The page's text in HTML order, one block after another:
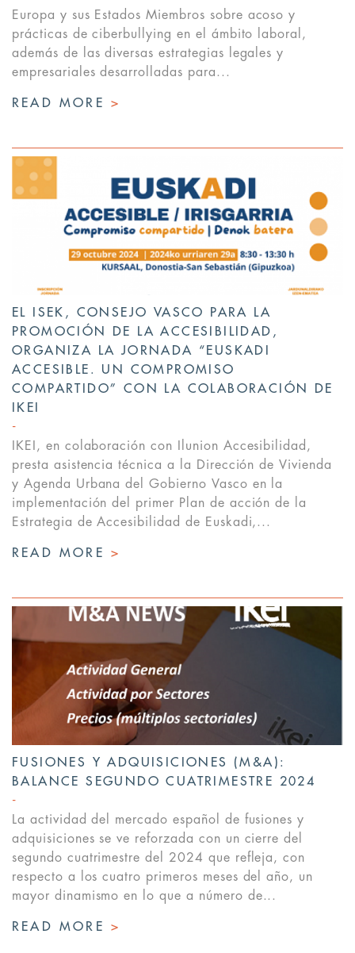
Europa y sus Estados Miembros sobre acoso y
prácticas de ciberbullying en el ámbito laboral,
además de las diversas estrategias legales y
empresariales desarrolladas para...
READ MORE >
EL ISEK, CONSEJO VASCO PARA LA
PROMOCIÓN DE LA ACCESIBILIDAD,
ORGANIZA LA JORNADA “EUSKADI
ACCESIBLE. UN COMPROMISO
COMPARTIDO” CON LA COLABORACIÓN DE
IKEI
IKEI, en colaboración con Ilunion Accesibilidad,
presta asistencia técnica a la Dirección de Vivienda
y Agenda Urbana del Gobierno Vasco en la
implementación del primer Plan de acción de la
Estrategia de Accesibilidad de Euskadi,...
READ MORE >
FUSIONES Y ADQUISICIONES (M&A):
BALANCE SEGUNDO CUATRIMESTRE 2024
La actividad del mercado español de fusiones y
adquisiciones se ve reforzada con un cierre del
segundo cuatrimestre del 2024 que refleja, con
respecto a los cuatro primeros meses del año, un
mayor dinamismo en lo que a número de...
READ MORE >